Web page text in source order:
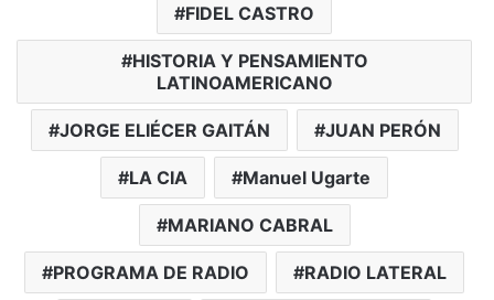
FIDEL CASTRO
HISTORIA Y PENSAMIENTO
LATINOAMERICANO
JORGE ELIÉCER GAITÁN JUAN PERÓN
LA CIA Manuel Ugarte
MARIANO CABRAL
PROGRAMA DE RADIO RADIO LATERAL